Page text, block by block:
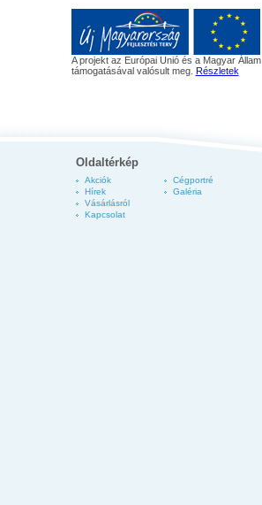
A projekt az Európai Unió és a Magyar Állam
támogatásával valósult meg. Részletek
Oldaltérkép
Akciók
Hírek
Vásárlásról
Kapcsolat
Cégportré
Galéria